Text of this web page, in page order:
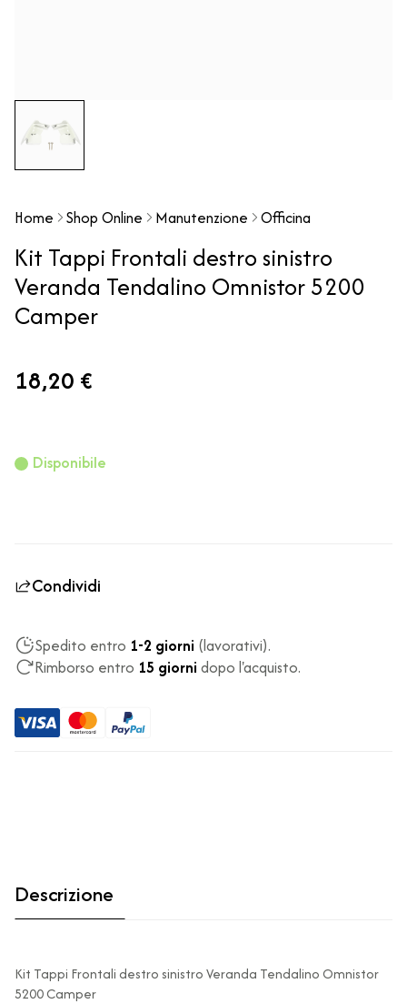
Home Shop Online Manutenzione Officina
Kit Tappi Frontali destro sinistro
Veranda Tendalino Omnistor 5200
Camper
18,20 €
Disponibile
Condividi
Spedito entro 1-2 giorni (lavorativi).
Rimborso entro 15 giorni dopo l'acquisto.
Descrizione
Kit Tappi Frontali destro sinistro Veranda Tendalino Omnistor
5200 Camper